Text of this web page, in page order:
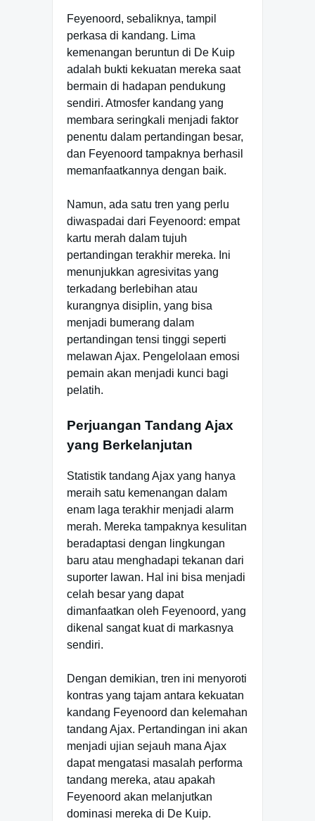
Feyenoord, sebaliknya, tampil
perkasa di kandang. Lima
kemenangan beruntun di De Kuip
adalah bukti kekuatan mereka saat
bermain di hadapan pendukung
sendiri. Atmosfer kandang yang
membara seringkali menjadi faktor
penentu dalam pertandingan besar,
dan Feyenoord tampaknya berhasil
memanfaatkannya dengan baik.
Namun, ada satu tren yang perlu
diwaspadai dari Feyenoord: empat
kartu merah dalam tujuh
pertandingan terakhir mereka. Ini
menunjukkan agresivitas yang
terkadang berlebihan atau
kurangnya disiplin, yang bisa
menjadi bumerang dalam
pertandingan tensi tinggi seperti
melawan Ajax. Pengelolaan emosi
pemain akan menjadi kunci bagi
pelatih.
Perjuangan Tandang Ajax
yang Berkelanjutan
Statistik tandang Ajax yang hanya
meraih satu kemenangan dalam
enam laga terakhir menjadi alarm
merah. Mereka tampaknya kesulitan
beradaptasi dengan lingkungan
baru atau menghadapi tekanan dari
suporter lawan. Hal ini bisa menjadi
celah besar yang dapat
dimanfaatkan oleh Feyenoord, yang
dikenal sangat kuat di markasnya
sendiri.
Dengan demikian, tren ini menyoroti
kontras yang tajam antara kekuatan
kandang Feyenoord dan kelemahan
tandang Ajax. Pertandingan ini akan
menjadi ujian sejauh mana Ajax
dapat mengatasi masalah performa
tandang mereka, atau apakah
Feyenoord akan melanjutkan
dominasi mereka di De Kuip.